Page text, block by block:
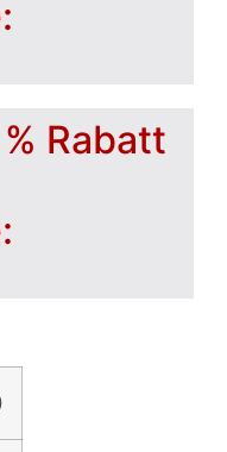
Rabatt